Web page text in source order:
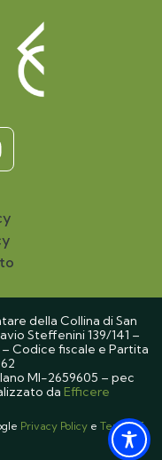
della Collina di San
Steffenini 139/141 –
Codice fiscale e Partita
MI-2659605 – pec
da Efficere
Privacy Policy e Terms of